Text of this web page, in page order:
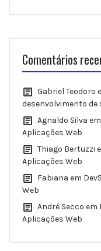
Comentários
Gabriel Teodoro
desenvolvimento de
Agnaldo Silva em
Aplicações Web
Thiago Bertuzzi
Aplicações Web
Fabiana em
Web
André Secco em
Aplicações Web